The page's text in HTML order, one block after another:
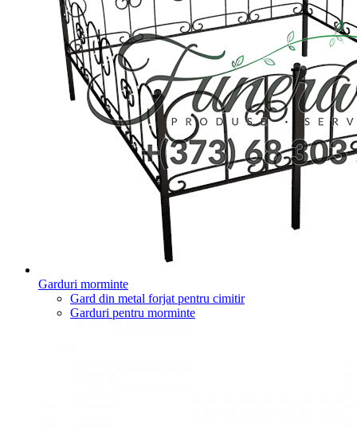
Garduri morminte
Gard din metal forjat pentru cimitir
Garduri pentru morminte